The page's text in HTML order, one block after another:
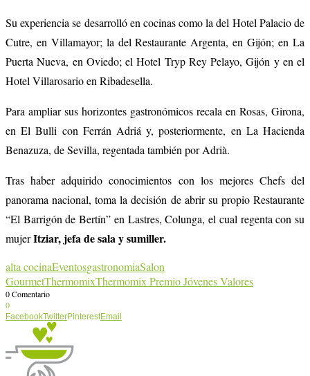
Su experiencia se desarrolló en cocinas como la del Hotel Palacio de
Cutre, en Villamayor; la del Restaurante Argenta, en Gijón; en La
Puerta Nueva, en Oviedo; el Hotel Tryp Rey Pelayo, Gijón y en el
Hotel Villarosario en Ribadesella.
Para ampliar sus horizontes gastronómicos recala en Rosas, Girona,
en El Bulli con Ferrán Adriá y, posteriormente, en La Hacienda
Benazuza, de Sevilla, regentada también por Adrià.
Tras haber adquirido conocimientos con los mejores Chefs del
panorama nacional, toma la decisión de abrir su propio Restaurante
“El Barrigón de Bertín” en Lastres, Colunga, el cual regenta con su
mujerItziar, jefa de sala y sumiller.
alta cocinaEventosgastronomiaSalon
GourmetThermomixThermomix Premio Jóvenes Valores
0 Comentario
0
FacebookTwitterPinterestEmail